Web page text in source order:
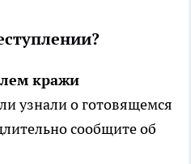
кражи
узнали о готовящемся
сообщите об